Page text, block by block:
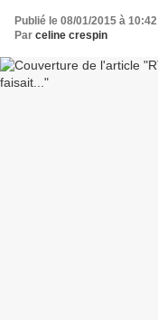
Publié le 08/01/2015 à 10:42
Par celine crespin